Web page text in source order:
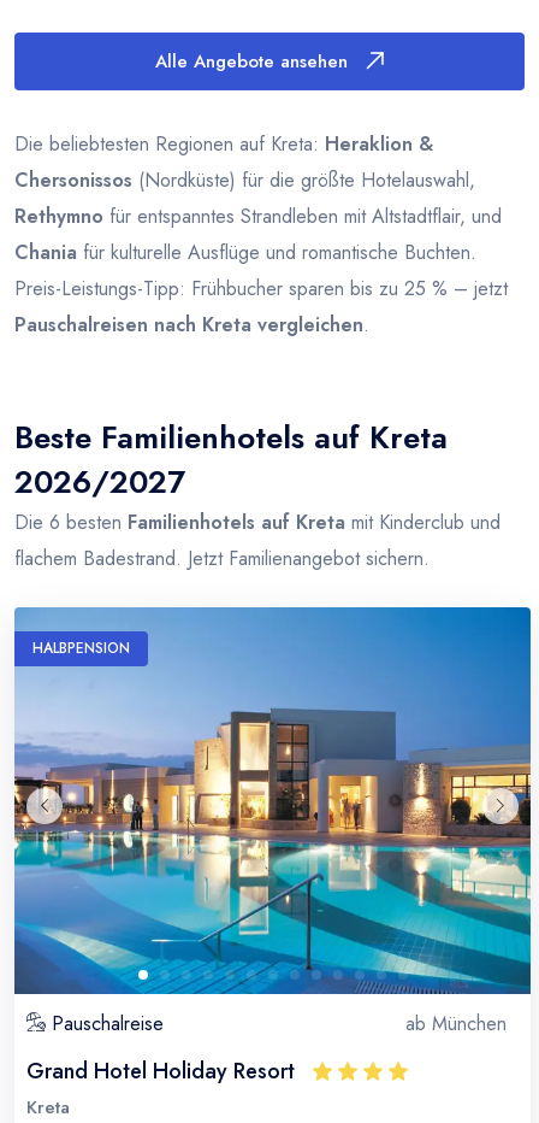
Alle Angebote ansehen
Die beliebtesten Regionen auf Kreta: Heraklion &
Chersonissos (Nordküste) für die größte Hotelauswahl,
Rethymno für entspanntes Strandleben mit Altstadtflair, und
Chania für kulturelle Ausflüge und romantische Buchten.
Preis-Leistungs-Tipp: Frühbucher sparen bis zu 25 % – jetzt
Pauschalreisen nach Kreta vergleichen.
Beste Familienhotels auf Kreta
2026/2027
Die 6 besten Familienhotels auf Kreta mit Kinderclub und
flachem Badestrand. Jetzt Familienangebot sichern.
Pauschalreise ab München
HALBPENSION
Grand Hotel Holiday Resort
Kreta